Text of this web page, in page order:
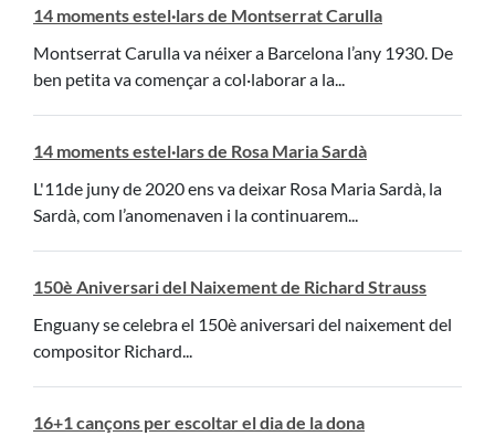
14 moments estel·lars de Montserrat Carulla
Montserrat Carulla va néixer a Barcelona l’any 1930. De
ben petita va començar a col·laborar a la...
14 moments estel·lars de Rosa Maria Sardà
L'11de juny de 2020 ens va deixar Rosa Maria Sardà, la
Sardà, com l’anomenaven i la continuarem...
150è Aniversari del Naixement de Richard Strauss
Enguany se celebra el 150è aniversari del naixement del
compositor Richard...
16+1 cançons per escoltar el dia de la dona